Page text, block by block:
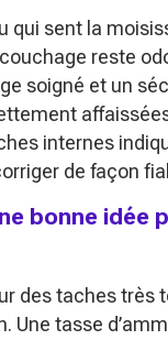
qui sent la
reste
soigné et un
internes
de façon
bonne
des taches
Une tasse